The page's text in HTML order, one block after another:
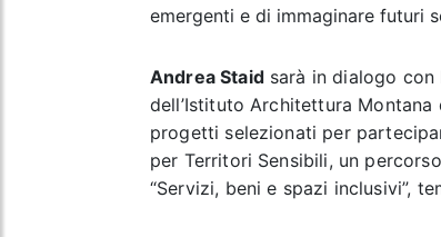
emergenti e di immaginare futuri
Andrea Staidsarà in dialogo con
dell’Istituto Architettura
progetti selezionati per
per Territori Sensibili, un
“Servizi, beni e spazi inclusivi”,